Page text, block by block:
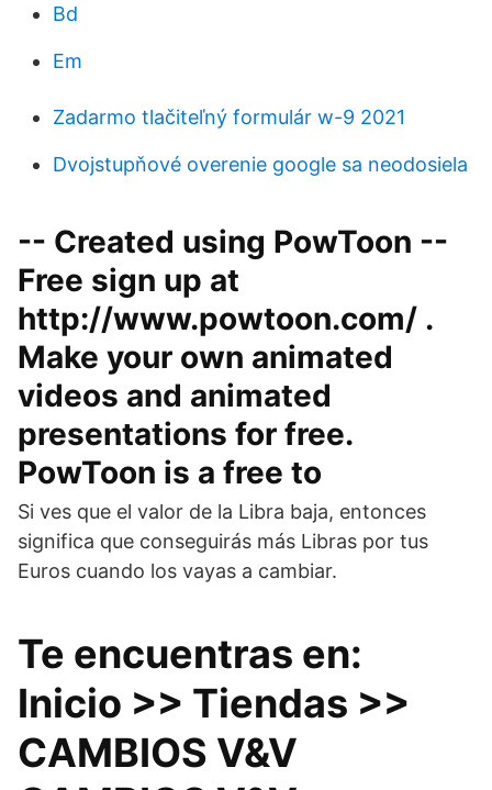
Bd
Em
Zadarmo tlačiteľný formulár w-9 2021
Dvojstupňové overenie google sa neodosiela
-- Created using PowToon --
Free sign up at
http://www.powtoon.com/ .
Make your own animated
videos and animated
presentations for free.
PowToon is a free to
Si ves que el valor de la Libra baja, entonces
significa que conseguirás más Libras por tus
Euros cuando los vayas a cambiar.
Te encuentras en:
Inicio >> Tiendas >>
CAMBIOS V&V